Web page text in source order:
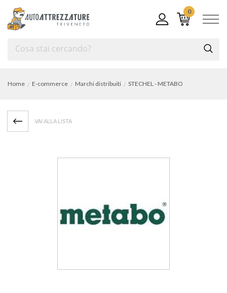
0
Home E-commerce Marchi distribuiti STECHEL - METABO
VAI ALLA LISTA